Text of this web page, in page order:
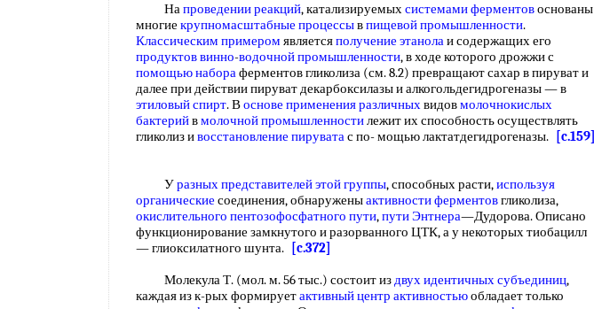
Напроведении реакций, катализируемыхсистемами ферментовоснованы
многие крупномасштабные процессывпищевой промышленности.
Классическим примером являетсяполучение этанолаи содержащих его
продуктов винно-водочной промышленности, в ходе которого дрожжи с
помощью набораферментов гликолиза (см. 8.2) превращают сахар в пируват и
далее при действии пируват декарбоксилазы и алкогольдегидрогеназы — в
этиловый спирт. Воснове применения различныхвидовмолочнокислых
бактерийвмолочной промышленностилежит их способность осуществлять
гликолиз ивосстановление пируватас по- мощью лактатдегидрогеназы. [c.159]
Уразных представителейэтой группы, способных расти,используя
органические соединения, обнаруженыактивности ферментовгликолиза,
окислительного пентозофосфатного пути,пути Энтнера—Дудорова. Описано
функционирование замкнутого и разорванного ЦТК, а у некоторых тиобацилл
— глиоксилатного шунта.
[c.372]
Молекула Т. (мол. м. 56 тыс.) состоит издвухидентичных субъединиц,
каждая из к-рых формируетактивный центр активностьюобладает только